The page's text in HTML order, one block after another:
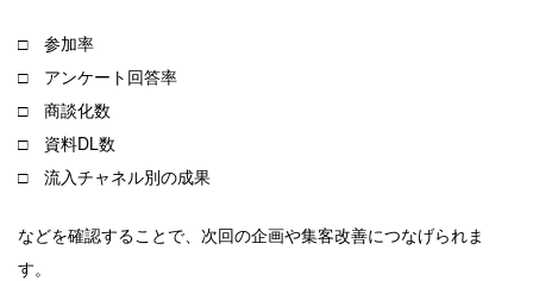
□ 参加率
□ アンケート回答率
□ 商談化数
□ 資料DL数
□ 流入チャネル別の成果
などを確認することで、次回の企画や集客改善につなげられま
す。